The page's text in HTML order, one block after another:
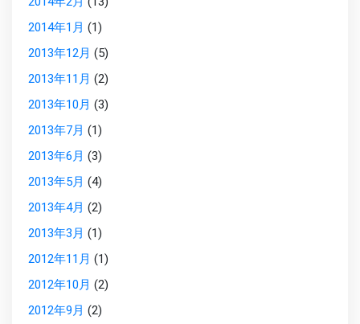
2014年1月 (1)
2013年12月 (5)
2013年11月 (2)
2013年10月 (3)
2013年7月 (1)
2013年6月 (3)
2013年5月 (4)
2013年4月 (2)
2013年3月 (1)
2012年11月 (1)
2012年10月 (2)
2012年9月 (2)